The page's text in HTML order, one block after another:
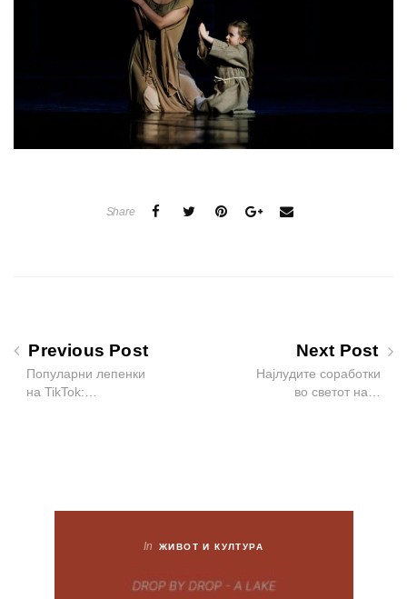
Share
Previous Post
Популарни лепенки
на TikTok:…
Next Post
Најлудите соработки
во светот на…
In ЖИВОТ И КУЛТУРА